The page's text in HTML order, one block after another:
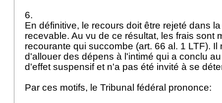
6.
En définitive, le recours doit être rejeté dans
recevable. Au vu de ce résultat, les frais sont
recourante qui succombe (art. 66 al. 1 LTF). Il
d'allouer des dépens à l'intimé qui a conclu
d'effet suspensif et n'a pas été invité à se
Par ces motifs, le Tribunal fédéral prononce: